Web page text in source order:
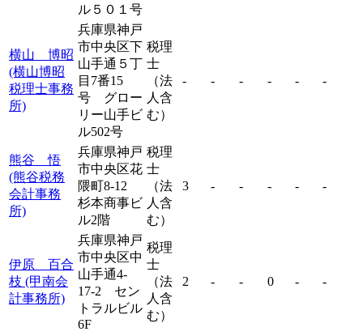
ル５０１号
横山 博昭
(横山博昭
税理士事務
所)
兵庫県神戸
市中央区下
山手通５丁
目7番15
号 グロー
リー山手ビ
ル502号
税理
士
（法
人含
む）
- - - - - -
熊谷 悟
(熊谷税務
会計事務
所)
兵庫県神戸
市中央区花
隈町8-12
杉本商事ビ
ル2階
税理
士
（法
人含
む）
3 - - - - -
伊原 百合
枝 (甲南会
計事務所)
兵庫県神戸
市中央区中
山手通4-
17-2 セン
トラルビル
6F
税理
士
（法
人含
む）
2 - - 0 - -